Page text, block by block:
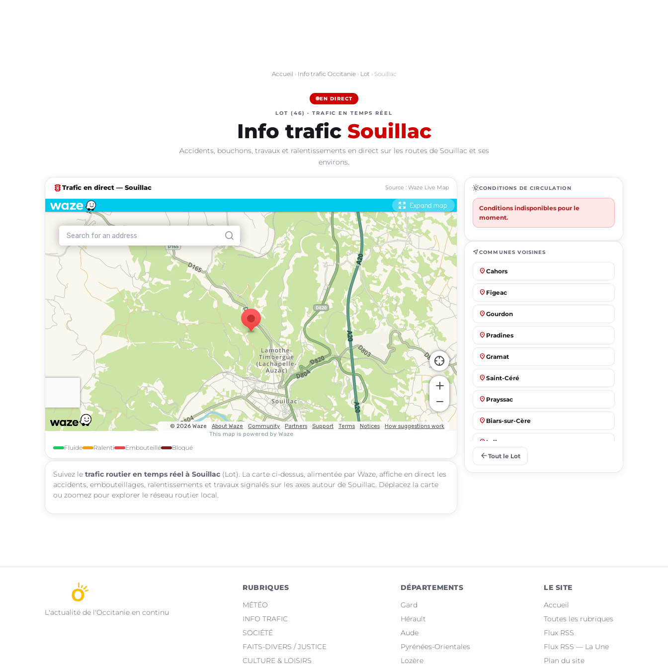
Accueil › Info trafic Occitanie› Lot › Souillac
EN DIRECT
LOT (46) · TRAFIC EN TEMPS RÉEL
Info trafic Souillac
Accidents, bouchons, travaux et ralentissements en direct sur les routes de Souillac et ses
environs.
traffic Trafic en direct — Souillac Source : Waze Live Map
Fluide Ralenti Embouteillé Bloqué
Suivez le trafic routier en temps réel à Souillac (Lot). La carte ci-dessus, alimentée par Waze, affiche en direct les
accidents, embouteillages, ralentissements et travaux signalés sur les axes autour de Souillac. Déplacez la carte
ou zoomez pour explorer le réseau routier local.
routineCONDITIONS DE CIRCULATION
Conditions indisponibles pour le
moment.
near_meCOMMUNES VOISINES
place Cahors
place Figeac
place Gourdon
place Pradines
place Gramat
place Saint-Céré
place Prayssac
place Biars-sur-Cère
place Lalbenque
Sousceyrac-en-Quercy
arrow_back Tout le Lot
L'actualité de l'Occitanie en continu
RUBRIQUES
MÉTÉO
INFO TRAFIC
SOCIÉTÉ
FAITS-DIVERS / JUSTICE
CULTURE & LOISIRS
DÉPARTEMENTS
Gard
Hérault
Aude
Pyrénées-Orientales
Lozère
LE SITE
Accueil
Toutes les rubriques
Flux RSS
Flux RSS — La Une
Plan du site